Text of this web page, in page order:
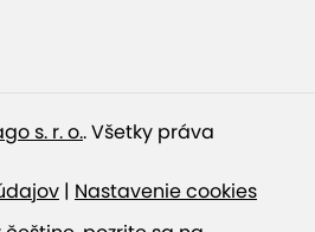
s. r. o.. Všetky práva
| Nastavenie cookies